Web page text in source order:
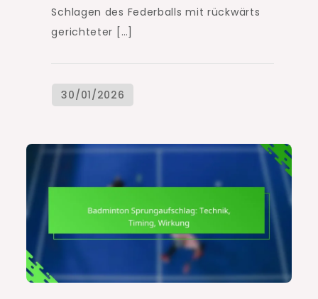
Schlagen des Federballs mit rückwärts
gerichteter […]